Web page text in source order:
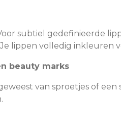
subtiel gedefinieerde
Je lippen volledig inkleuren
beauty marks
van sproetjes of